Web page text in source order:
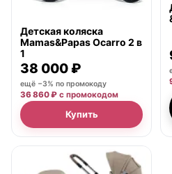
Детская коляска
Mamas&Papas Ocarro 2 в
1
38 000 ₽
ещё −3% по промокоду
36 860 ₽ с промокодом
Купить